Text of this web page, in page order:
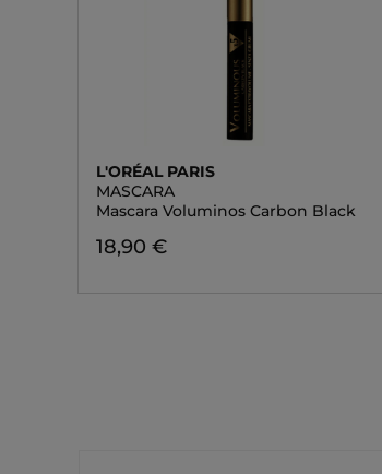
L'ORÉAL PARIS
MASCARA
Mascara Voluminos Carbon Black
18,90 €